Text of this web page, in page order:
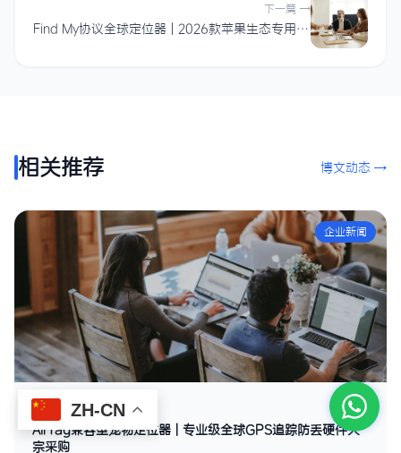
下一篇 →
Find My协议全球定位器 | 2026款苹果生态专用宠物追踪硬件批发
相关推荐 博文动态 →
企业新闻
2026年5月14日
AirTag兼容型宠物定位器 | 专业级全球GPS追踪防丢硬件大
宗采购
ZH-CN